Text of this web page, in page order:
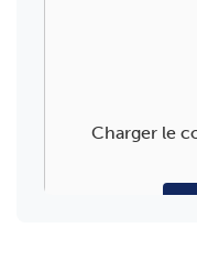
Charger le